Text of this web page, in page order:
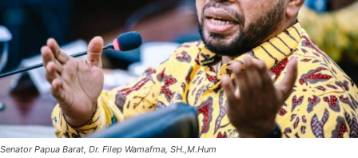
Senator Papua Barat, Dr. Filep Wamafma, SH.,M.Hum